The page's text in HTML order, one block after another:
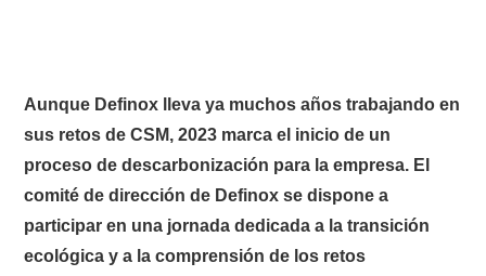
Aunque Definox lleva ya muchos años trabajando en
sus retos de CSM, 2023 marca el inicio de un
proceso de descarbonización para la empresa. El
comité de dirección de Definox se dispone a
participar en una jornada dedicada a la transición
ecológica y a la comprensión de los retos